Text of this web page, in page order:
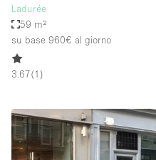
Ladurée
59 m²
su base 960€ al giorno
3.67(1 )